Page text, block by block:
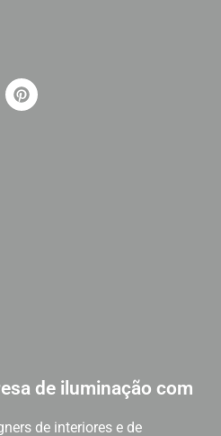
de iluminação com
de interiores e de